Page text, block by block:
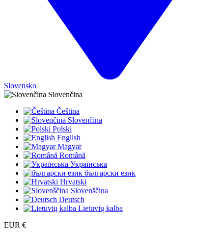
Slovensko
Slovenčina
Čeština
Slovenčina
Polski
English
Magyar
Română
Українська
български език
Hrvatski
Slovenščina
Deutsch
Lietuvių kalba
EUR €